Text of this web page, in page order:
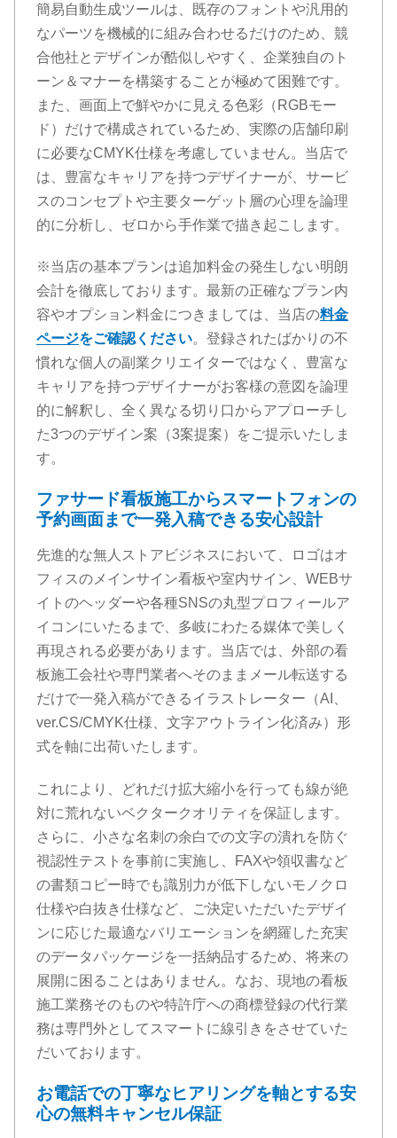
簡易自動生成ツールは、既存のフォントや汎用的
なパーツを機械的に組み合わせるだけのため、競
合他社とデザインが酷似しやすく、企業独自のト
ーン＆マナーを構築することが極めて困難です。
また、画面上で鮮やかに見える色彩（RGBモー
ド）だけで構成されているため、実際の店舗印刷
に必要なCMYK仕様を考慮していません。当店で
は、豊富なキャリアを持つデザイナーが、サービ
スのコンセプトや主要ターゲット層の心理を論理
的に分析し、ゼロから手作業で描き起こします。
※当店の基本プランは追加料金の発生しない明朗
会計を徹底しております。最新の正確なプラン内
容やオプション料金につきましては、当店の料金
ページをご確認ください。登録されたばかりの不
慣れな個人の副業クリエイターではなく、豊富な
キャリアを持つデザイナーがお客様の意図を論理
的に解釈し、全く異なる切り口からアプローチし
た3つのデザイン案（3案提案）をご提示いたしま
す。
ファサード看板施工からスマートフォンの
予約画面まで一発入稿できる安心設計
先進的な無人ストアビジネスにおいて、ロゴはオ
フィスのメインサイン看板や室内サイン、WEBサ
イトのヘッダーや各種SNSの丸型プロフィールア
イコンにいたるまで、多岐にわたる媒体で美しく
再現される必要があります。当店では、外部の看
板施工会社や専門業者へそのままメール転送する
だけで一発入稿ができるイラストレーター（AI、
ver.CS/CMYK仕様、文字アウトライン化済み）形
式を軸に出荷いたします。
これにより、どれだけ拡大縮小を行っても線が絶
対に荒れないベクタークオリティを保証します。
さらに、小さな名刺の余白での文字の潰れを防ぐ
視認性テストを事前に実施し、FAXや領収書など
の書類コピー時でも識別力が低下しないモノクロ
仕様や白抜き仕様など、ご決定いただいたデザイ
ンに応じた最適なバリエーションを網羅した充実
のデータパッケージを一括納品するため、将来の
展開に困ることはありません。なお、現地の看板
施工業務そのものや特許庁への商標登録の代行業
務は専門外としてスマートに線引きをさせていた
だいております。
お電話での丁寧なヒアリングを軸とする安
心の無料キャンセル保証